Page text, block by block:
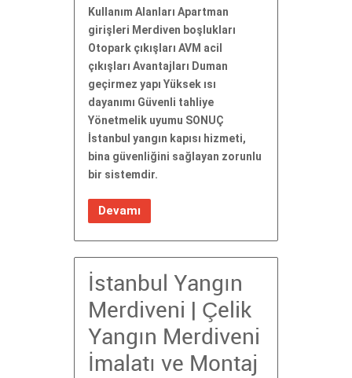
Kullanım Alanları Apartman
girişleri Merdiven boşlukları
Otopark çıkışları AVM acil
çıkışları Avantajları Duman
geçirmez yapı Yüksek ısı
dayanımı Güvenli tahliye
Yönetmelik uyumu SONUÇ
İstanbul yangın kapısı hizmeti,
bina güvenliğini sağlayan zorunlu
bir sistemdir.
Devamı
İstanbul Yangın
Merdiveni | Çelik
Yangın Merdiveni
İmalatı ve Montaj